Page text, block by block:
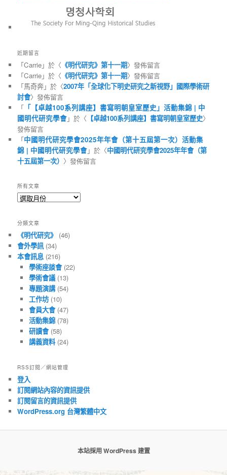
近期留言
「Carrie」於〈 《明代研究》第十一期〉發佈留言
「Carrie」於〈 《明代研究》第十一期〉發佈留言
「馬奇奔」於〈2007年「全球化下明史研究之新視野」國際學術研
討會〉發佈留言
「 「【卓越100系列講座】書寫明朝皇室歷史」活動集錦 | 中
國明代研究學會」於〈 【卓越100系列講座】書寫明朝皇室歷史〉
發佈留言
「中國明代研究學會2025年年會（第十五屆第一次）活動集
錦 | 中國明代研究學會」於〈中國明代研究學會2025年年會（第
十五屆第一次） 〉發佈留言
所有文章
所
章
分類文章
《明代研究》 (46)
會外學訊(34)
本會訊息 (216)
學術座談會(22)
學術會議(13)
專題演講(54)
工作坊(10)
會員大會(47)
活動集錦(78)
研讀會(58)
講義資料(24)
RSS訂閱／網站管理
登入
訂閱網站內容的資訊提供
訂閱留言的資訊提供
WordPress.org 台灣繁體中文
本站採用 WordPress 建置